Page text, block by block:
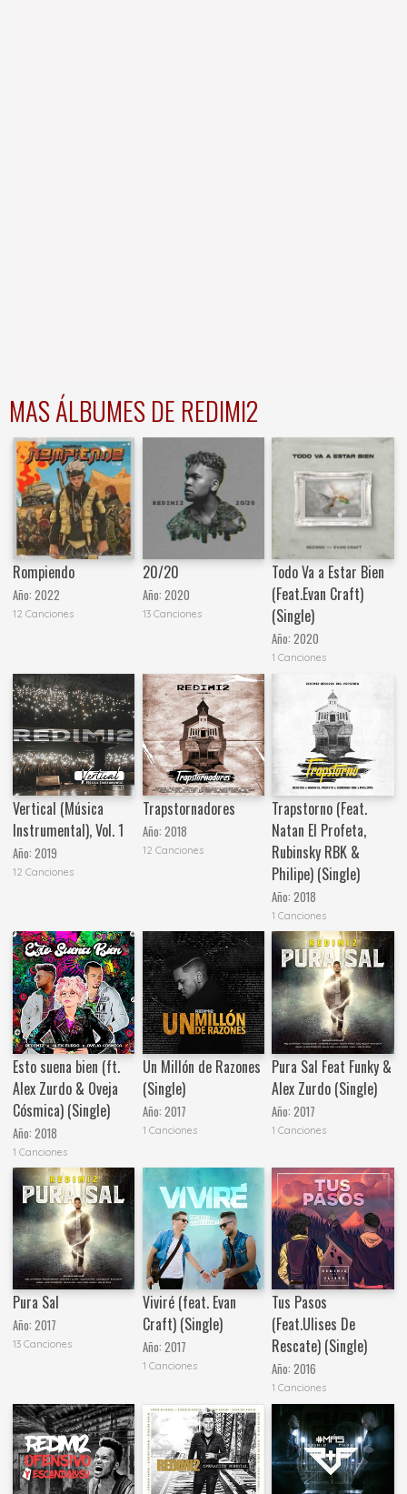
MAS ÁLBUMES DE REDIMI2
Rompiendo
Año:2022
12 Canciones
20/20
Año: 2020
13 Canciones
Todo Va a Estar Bien
(Feat.Evan Craft)
(Single)
Año:2020
1 Canciones
Vertical (Música
Instrumental), Vol. 1
Año:2019
12 Canciones
Trapstornadores
Año: 2018
12 Canciones
Trapstorno (Feat.
Natan El Profeta,
Rubinsky RBK &
Philipe) (Single)
Año:2018
1 Canciones
Esto suena bien (ft.
Alex Zurdo & Oveja
Cósmica) (Single)
Año:2018
1 Canciones
Un Millón de Razones
(Single)
Año: 2017
1 Canciones
Pura Sal Feat Funky &
Alex Zurdo (Single)
Año:2017
1 Canciones
Pura Sal
Año:2017
13 Canciones
Viviré (feat. Evan
Craft) (Single)
Año: 2017
1 Canciones
Tus Pasos
(Feat.Ulises De
Rescate) (Single)
Año:2016
1 Canciones